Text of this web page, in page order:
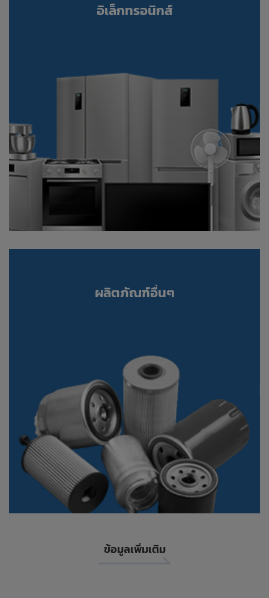
อิเล็กทรอนิกส์
ผลิตภัณฑ์อื่นๆ
ข้อมูลเพิ่มเติม